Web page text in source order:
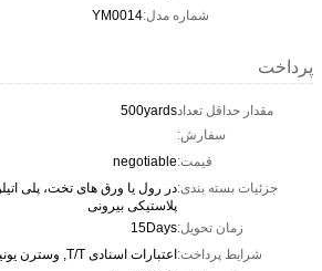
شماره مدل:YM0014
پرداخت
مقدار حداقل تعداد
سفارش:
500yards
قیمت:negotiable
جزئیات بسته بندی:در رول یا ورق های تخت، پلی
پلاستیکی بیرونی
زمان تحویل:15Days
شرایط پرداخت:اعتبارات اسنادی T/T, وسترن یونیون